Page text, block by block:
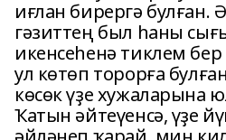
иғлан бирергә булған.
гәзиттең был һаны
икенсеһенә тиклем
ул көтөп торорға
көсөк үҙе хужаларына
Ҡатын әйтеүенсә, үҙе